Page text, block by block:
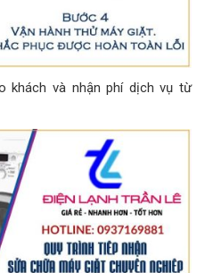
khách và nhận phí dịch vụ từ